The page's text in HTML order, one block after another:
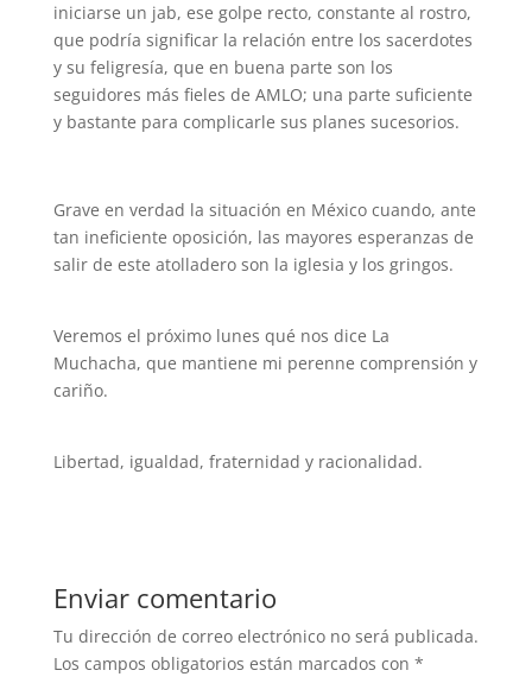
iniciarse un jab, ese golpe recto, constante al rostro,
que podría significar la relación entre los sacerdotes
y su feligresía, que en buena parte son los
seguidores más fieles de AMLO; una parte suficiente
y bastante para complicarle sus planes sucesorios.
Grave en verdad la situación en México cuando, ante
tan ineficiente oposición, las mayores esperanzas de
salir de este atolladero son la iglesia y los gringos.
Veremos el próximo lunes qué nos dice La
Muchacha, que mantiene mi perenne comprensión y
cariño.
Libertad, igualdad, fraternidad y racionalidad.
Enviar comentario
Tu dirección de correo electrónico no será publicada.
Los campos obligatorios están marcados con *